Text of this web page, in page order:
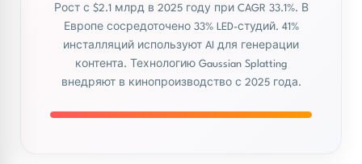
Рост с $2.1 млрд в 2025 году при CAGR 33.1%. В
Европе сосредоточено 33% LED-студий. 41%
инсталляций используют AI для генерации
контента. Технологию Gaussian Splatting
внедряют в кинопроизводство с 2025 года.